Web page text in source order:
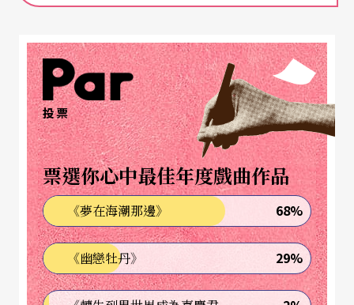
場熱情演出夜夜笙歌，形成「吃吃喝喝看表演」的
常態。各有各的理念、方法、趣味……
前兩年爲選舉及示威遊行推波助瀾的表演活動，讓
台北人見識到政治與藝術結合的威力，許多商業機
構亟亟跟進。永琦、世貿、國泰信託、甚至台北車
站，都不忘在他們的樓層中闢一個演藝廳。美國
「醫院藝術化」的風潮，也吹到了這裏，台北多數
教學醫院的大禮堂，都有演奏會間歇舉行。
投票
票選你心中最佳年度戲曲作品
《夢在海潮那邊》 68%
《幽戀牡丹》 29%